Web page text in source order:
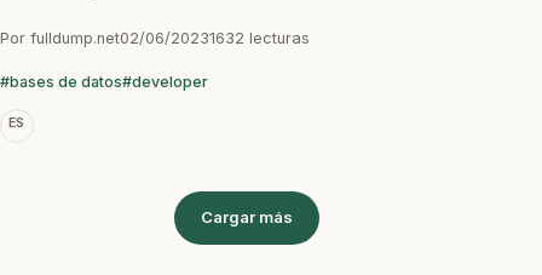
Por fulldump.net02/06/20231632 lecturas
#bases de datos#developer
ES
Cargar más